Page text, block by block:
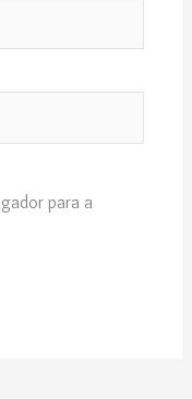
para a